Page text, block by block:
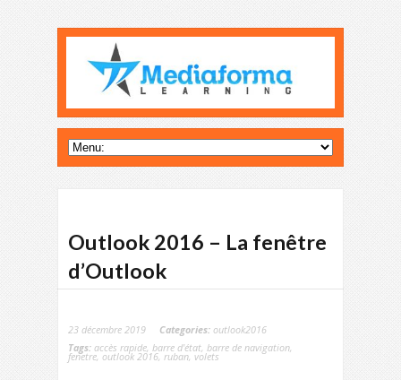
Outlook 2016 – La fenêtre
d’Outlook
23 décembre 2019 Categories: outlook2016
Tags: accès rapide, barre d'état, barre de navigation,
fenetre, outlook 2016, ruban, volets